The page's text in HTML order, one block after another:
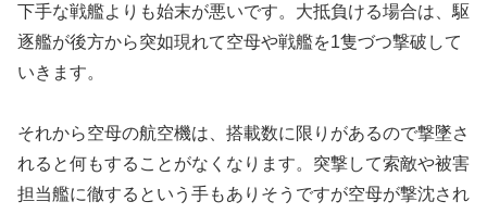
下手な戦艦よりも始末が悪いです。大抵負ける場合は、駆
逐艦が後方から突如現れて空母や戦艦を1隻づつ撃破して
いきます。
それから空母の航空機は、搭載数に限りがあるので撃墜さ
れると何もすることがなくなります。突撃して索敵や被害
担当艦に徹するという手もありそうですが空母が撃沈され